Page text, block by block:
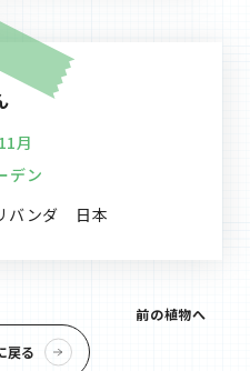
月
デン
バンダ 日本
戻る
前の植物へ